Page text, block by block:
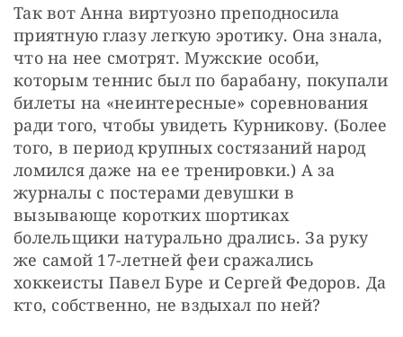
Так вот Анна виртуозно преподносила
приятную глазу легкую эротику. Она знала,
что на нее смотрят. Мужские особи,
которым теннис был по барабану, покупали
билеты на «неинтересные» соревнования
ради того, чтобы увидеть Курникову. (Более
того, в период крупных состязаний народ
ломился даже на ее тренировки.) А за
журналы с постерами девушки в
вызывающе коротких шортиках
болельщики натурально дрались. За руку
же самой 17-летней феи сражались
хоккеисты Павел Буре и Сергей Федоров. Да
кто, собственно, не вздыхал по ней?